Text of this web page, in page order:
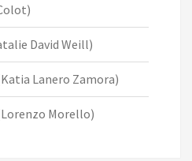
David Weill)
Lanero Zamora)
Morello)